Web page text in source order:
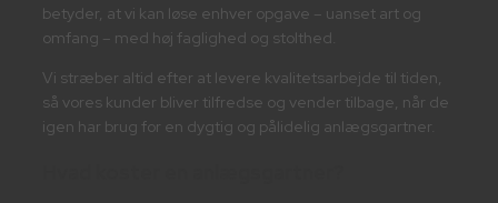
betyder, at vi kan løse enhver opgave – uanset art og
omfang – med høj faglighed og stolthed.
Vi stræber altid efter at levere kvalitetsarbejde til tiden,
så vores kunder bliver tilfredse og vender tilbage, når de
igen har brug for en dygtig og pålidelig anlægsgartner.